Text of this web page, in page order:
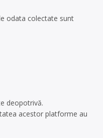
odata colectate sunt
deopotrivă.
acestor platforme au